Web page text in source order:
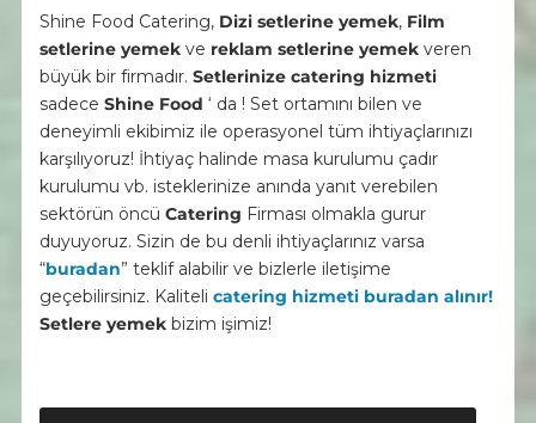
Shine Food Catering, Dizi setlerine yemek, Film
setlerine yemekve reklam setlerine yemekveren
büyük bir firmadır. Setlerinize catering hizmeti
sadece Shine Food ‘ da ! Set ortamını bilen ve
deneyimli ekibimiz ile operasyonel tüm ihtiyaçlarınızı
karşılıyoruz! İhtiyaç halinde masa kurulumu çadır
kurulumu vb. isteklerinize anında yanıt verebilen
sektörün öncü Catering Firması olmakla gurur
duyuyoruz. Sizin de bu denli ihtiyaçlarınız varsa
“buradan” teklif alabilir ve bizlerle iletişime
geçebilirsiniz. Kaliteli catering hizmeti buradan alınır!
Setlere yemekbizim işimiz!